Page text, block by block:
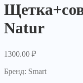
Natur
1300.00 ₽
Бренд: Smart